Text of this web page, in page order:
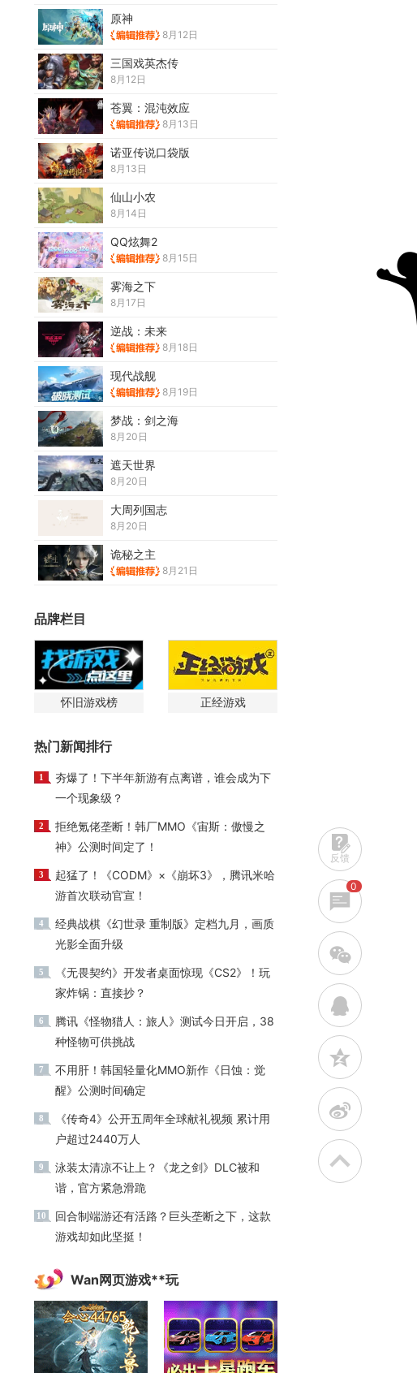
原神
8月12日
三国戏英杰传
8月12日
苍翼：混沌效应
8月13日
诺亚传说口袋版
8月13日
仙山小农
8月14日
QQ炫舞2
8月15日
雾海之下
8月17日
逆战：未来
8月18日
现代战舰
8月19日
梦战：剑之海
8月20日
遮天世界
8月20日
大周列国志
8月20日
诡秘之主
8月21日
品牌栏目
怀旧游戏榜 正经游戏
热门新闻排行
1
夯爆了！下半年新游有点离谱，谁会成为下
一个现象级？
2
拒绝氪佬垄断！韩厂MMO《宙斯：傲慢之
神》公测时间定了！
3
起猛了！《CODM》×《崩坏3》，腾讯米哈
游首次联动官宣！
4
经典战棋《幻世录 重制版》定档九月，画质
光影全面升级
5
《无畏契约》开发者桌面惊现《CS2》！玩
家炸锅：直接抄？
6
腾讯《怪物猎人：旅人》测试今日开启，38
种怪物可供挑战
7
不用肝！韩国轻量化MMO新作《日蚀：觉
醒》公测时间确定
8
《传奇4》公开五周年全球献礼视频 累计用
户超过2440万人
9
泳装太清凉不让上？《龙之剑》DLC被和
谐，官方紧急滑跪
10
回合制端游还有活路？巨头垄断之下，这款
游戏却如此坚挺！
Wan网页游戏**玩
反馈
0
w
q
z
t